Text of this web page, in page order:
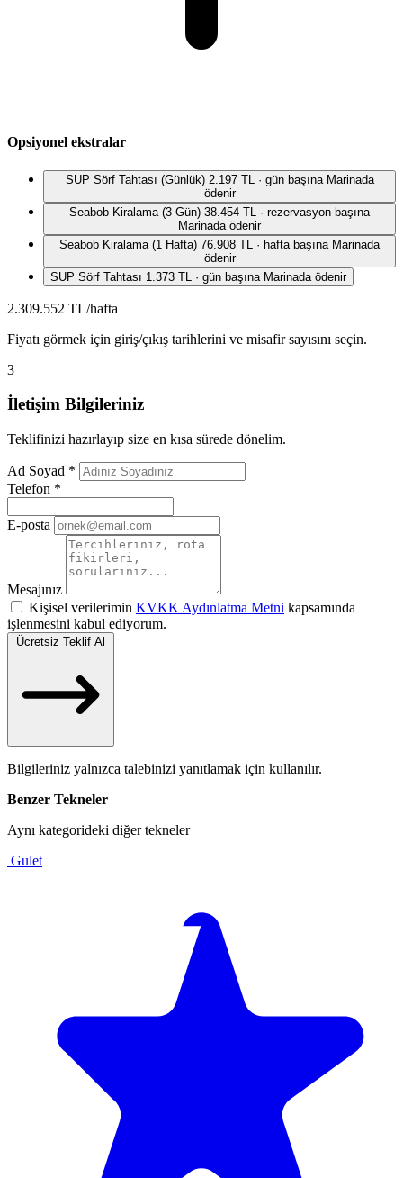
Opsiyonel ekstralar
SUP Sörf Tahtası (Günlük) 2.197 TL · gün başına Marinada
ödenir
Seabob Kiralama (3 Gün) 38.454 TL · rezervasyon başına
Marinada ödenir
Seabob Kiralama (1 Hafta) 76.908 TL · hafta başına Marinada
ödenir
SUP Sörf Tahtası 1.373 TL · gün başına Marinada ödenir
2.309.552 TL/hafta
Fiyatı görmek için giriş/çıkış tarihlerini ve misafir sayısını seçin.
3
İletişim Bilgileriniz
Teklifinizi hazırlayıp size en kısa sürede dönelim.
Ad Soyad *
Telefon *
E-posta
Mesajınız
Kişisel verilerimin KVKK Aydınlatma Metni kapsamında
işlenmesini kabul ediyorum.
Ücretsiz Teklif Al
Bilgileriniz yalnızca talebinizi yanıtlamak için kullanılır.
Benzer Tekneler
Aynı kategorideki diğer tekneler
Gulet